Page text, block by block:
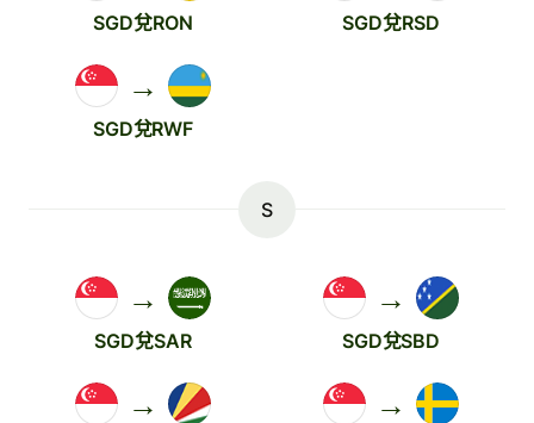
SGD兌RON SGD兌RSD
→
SGD兌RWF
S
→
SGD兌SAR
→
SGD兌SBD
→ →